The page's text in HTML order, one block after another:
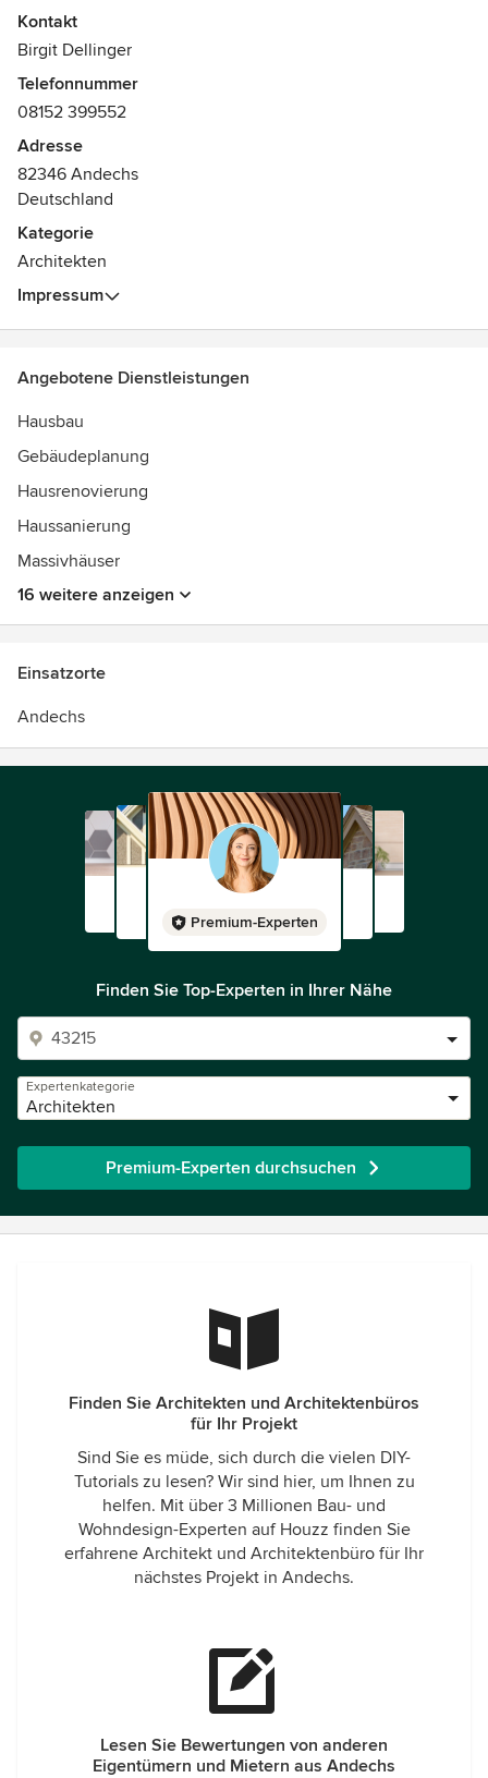
absolvierte das Aufbaustudium Immobilienökonomie an der
European Business School. Mehrfache Auszeichnungen
ihrer Entwürfe in Architekturwettbewerben.
Jedes Projekt wird von Birgit Dellinger persönlich geleitet.
Sie legt großen Wert auf die Einhaltung Ihrer gesetzten
wirtschaftlichen Ziele und Ihre funktionellen und
ästhetischen Anforderungen.
Auszeichnungen:
mehrere Preise bei Wettbewerben siehe
www.birgitdellinger.de
Kontakt
Birgit Dellinger
Telefonnummer
08152 399552
Adresse
82346 Andechs
Deutschland
Kategorie
Architekten
Impressum
Angebotene Dienstleistungen
Hausbau
Gebäudeplanung
Hausrenovierung
Haussanierung
Massivhäuser
16 weitere anzeigen
Einsatzorte
Andechs
Premium-Experten
Finden Sie Top-Experten in Ihrer Nähe
Expertenkategorie
Architekten
Premium-Experten durchsuchen
Finden Sie Architekten und Architektenbüros
für Ihr Projekt
Sind Sie es müde, sich durch die vielen DIY-
Tutorials zu lesen? Wir sind hier, um Ihnen zu
helfen. Mit über 3 Millionen Bau- und
Wohndesign-Experten auf Houzz finden Sie
erfahrene Architekt und Architektenbüro für Ihr
nächstes Projekt in Andechs.
Lesen Sie Bewertungen von anderen
Eigentümern und Mietern aus Andechs